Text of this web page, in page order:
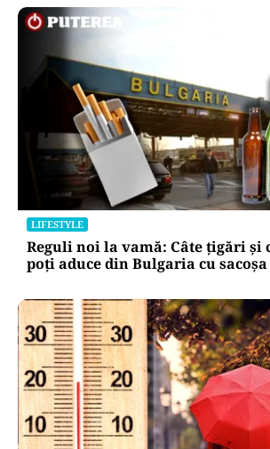
APĂRARE
Radu Miruță acuză un blocaj în
Română: „Sunt oameni cu putere
care se pun de-a curmezișul”